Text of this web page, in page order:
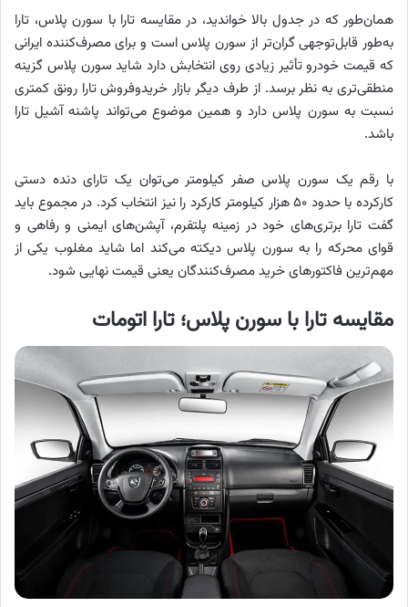
همان‌طور که در جدول بالا خواندید، در مقایسه تارا با سورن پلاس، تارا
به‌طور قابل‌توجهی گران‌تر از سورن پلاس است و برای مصرف‌کننده ایرانی
که قیمت خودرو تأثیر زیادی روی انتخابش دارد شاید سورن پلاس گزینه
منطقی‌تری به نظر برسد. از طرف دیگر بازار خریدوفروش تارا رونق کمتری
نسبت به سورن پلاس دارد و همین موضوع می‌تواند پاشنه آشیل تارا
باشد.
با رقم یک سورن پلاس صفر کیلومتر می‌توان یک تارای دنده دستی
کارکرده با حدود ۵۰ هزار کیلومتر کارکرد را نیز انتخاب کرد. در مجموع باید
گفت تارا برتری‌های خود در زمینه پلتفرم، آپشن‌های ایمنی و رفاهی و
قوای محرکه را به سورن پلاس دیکته می‌کند اما شاید مغلوب یکی از
مهم‌ترین فاکتورهای خرید مصرف‌کنندگان یعنی قیمت نهایی شود.
مقایسه تارا با سورن پلاس؛ تارا اتومات